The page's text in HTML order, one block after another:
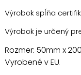
Výrobok spĺňa
Výrobok je určený
Rozmer: 50mm x
Vyrobené v EU.